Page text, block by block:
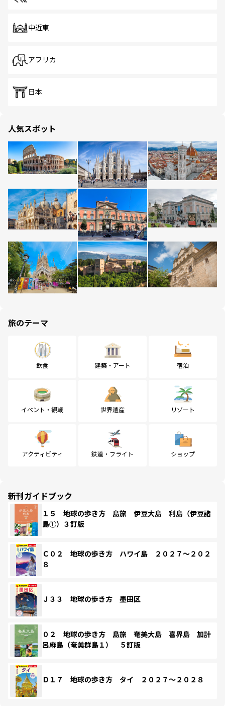
中近東
アフリカ
日本
人気スポット
旅のテーマ
飲食 建築・アート 宿泊
イベント・観戦 世界遺産 リゾート
アクティビティ 鉄道・フライト ショップ
新刊ガイドブック
１５ 地球の歩き方 島旅 伊豆大島 利島（伊豆諸
島①）３訂版
Ｃ０２ 地球の歩き方 ハワイ島 ２０２７～２０２
８
Ｊ３３ 地球の歩き方 墨田区
０２ 地球の歩き方 島旅 奄美大島 喜界島 加計
呂麻島（奄美群島１） ５訂版
Ｄ１７ 地球の歩き方 タイ ２０２７～２０２８